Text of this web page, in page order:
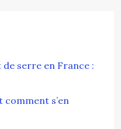
de serre en France :
comment s’en